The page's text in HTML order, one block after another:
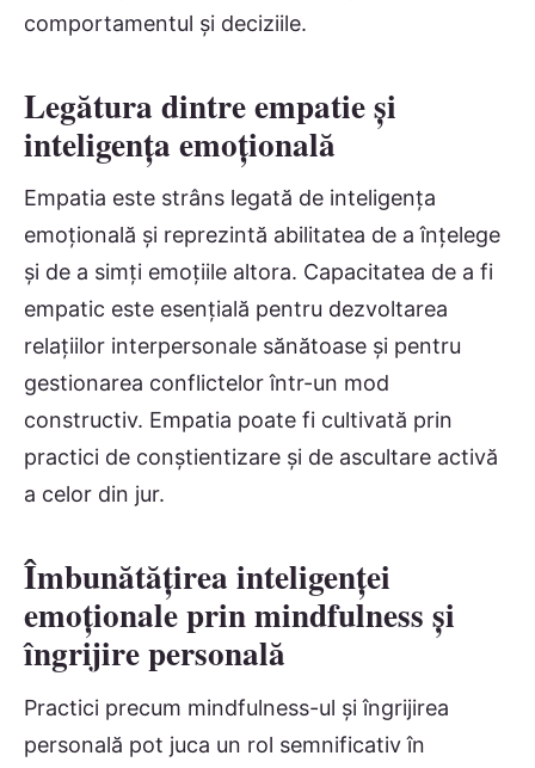
comportamentul și deciziile.
Legătura dintre empatie și
inteligența emoțională
Empatia este strâns legată de inteligența
emoțională și reprezintă abilitatea de a înțelege
și de a simți emoțiile altora. Capacitatea de a fi
empatic este esențială pentru dezvoltarea
relațiilor interpersonale sănătoase și pentru
gestionarea conflictelor într-un mod
constructiv. Empatia poate fi cultivată prin
practici de conștientizare și de ascultare activă
a celor din jur.
Îmbunătățirea inteligenței
emoționale prin mindfulness și
îngrijire personală
Practici precum mindfulness-ul și îngrijirea
personală pot juca un rol semnificativ în